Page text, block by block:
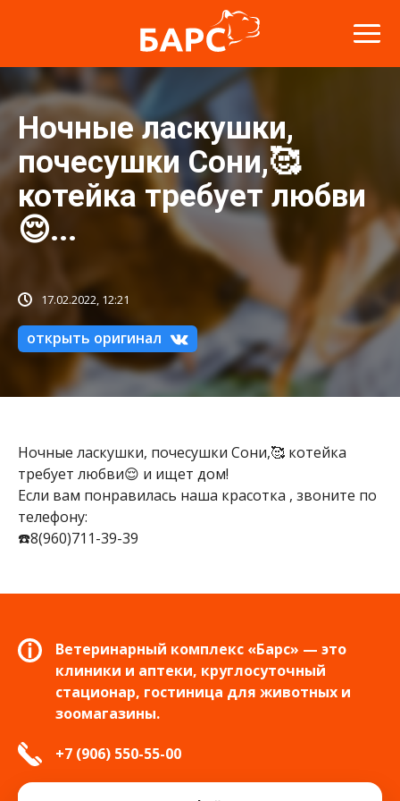
Ночные ласкушки,
почесушки Сони,🥰
котейка требует любви
😌...
17.02.2022, 12:21
открыть оригинал
Ночные ласкушки, почесушки Сони,🥰 котейка
требует любви😌 и ищет дом!
Если вам понравилась наша красотка , звоните по
телефону:
☎️8(960)711-39-39
Ветеринарный комплекс «Барс» — это
клиники и аптеки, круглосуточный
стационар, гостиница для животных и
зоомагазины.
+7 (906) 550-55-00
info.tver@bars-vet.ru